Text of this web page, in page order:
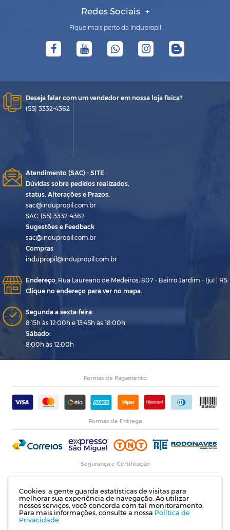
Cookies: a gente guarda estatísticas de visitas para
melhorar sua experiência de navegação. Ao utilizar
nossos serviços, você concorda com tal monitoramento.
Para mais informações, consulte a nossa Política de
Privacidade.
Redes Sociais
Fique mais perto da Indupropil
Deseja falar com um vendedor em nossa loja física?
(55) 3332-4362
Atendimento (SAC) - SITE
Dúvidas sobre pedidos realizados,
status, Alterações e Prazos.
sac@indupropil.com.br
SAC: (55) 3332-4362
Sugestões e Feedback
sac@indupropil.com.br
Compras
indupropil@indupropil.com.br
Endereço: Rua Laureano de Medeiros, 807 - Bairro Jardim - Ijuí | RS
Clique no endereço para ver no mapa.
Segunda a sexta-feira:
8:15h às 12:00h e 13:45h às 18:00h
Sábado:
8:00h às 12:00h
Formas de Pagamento
Formas de Entrega
Segurança e Certificação